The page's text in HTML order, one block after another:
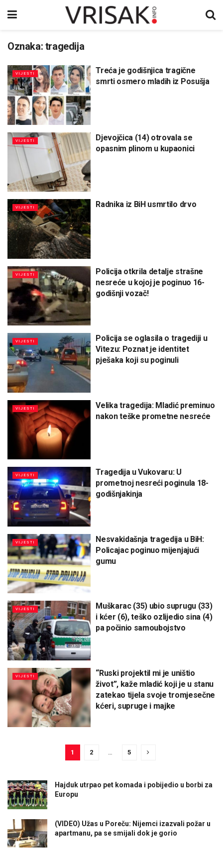
Oznaka: tragedija
VIJESTI
Treća je godišnjica tragične
smrti osmero mladih iz Posušja
VIJESTI
Djevojčica (14) otrovala se
opasnim plinom u kupaonici
VIJESTI Radnika iz BiH usmrtilo drvo
VIJESTI
Policija otkrila detalje strašne
nesreće u kojoj je poginuo 16-
godišnji vozač!
VIJESTI
Policija se oglasila o tragediji u
Vitezu: Poznat je identitet
pješaka koji su poginuli
VIJESTI
Velika tragedija: Mladić preminuo
nakon teške prometne nesreće
VIJESTI
Tragedija u Vukovaru: U
prometnoj nesreći poginula 18-
godišnjakinja
VIJESTI
Nesvakidašnja tragedija u BiH:
Policajac poginuo mijenjajući
gumu
VIJESTI
Muškarac (35) ubio suprugu (33)
i kćer (6), teško ozlijedio sina (4)
pa počinio samoubojstvo
VIJESTI
“Ruski projektil mi je uništio
život”, kaže mladić koji je u stanu
zatekao tijela svoje tromjesečne
kćeri, supruge i majke
1 2 … 5
Hajduk utrpao pet komada i pobijedio u borbi za
Europu
(VIDEO) Užas u Poreču: Nijemci izazvali požar u
apartmanu, pa se smijali dok je gorio